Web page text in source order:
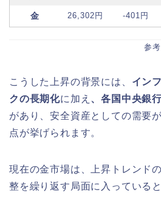
金 26,302円 -401円
参
こうした上昇の背景には、 イン
クの長期化に加え 、各国中央銀
があり、安全資産としての需要
点が挙げられます。
現在の金市場は、上昇トレンド
整を繰り返す局面に入っている